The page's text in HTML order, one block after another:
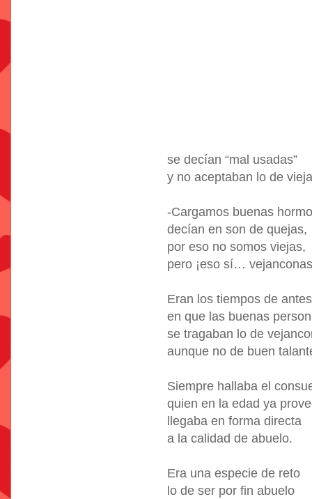
se decían “mal usadas”
y no aceptaban lo de
-Cargamos buenas
decían en son de quejas,
por eso no somos viejas,
pero ¡eso sí…
Eran los tiempos de antes
en que las buenas
se tragaban lo de
aunque no de buen
Siempre hallaba el
quien en la edad ya
llegaba en forma directa
a la calidad de abuelo.
Era una especie de reto
lo de ser por fin abuelo